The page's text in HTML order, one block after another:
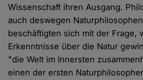
Wissenschaft ihren Ausgang.
auch deswegen
beschäftigten sich mit der Frage,
Erkenntnisse über die Natur
"die Welt im Innersten
einen der ersten